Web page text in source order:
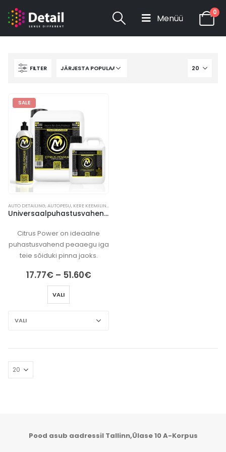
0
POOD
LUKSUSLIKUD ALIEN MAGIC AUTOKEEMIA TOOTED
AUTO DETAILING
FILTER
SALE
AUTO DETAILING,AUTOPESU, KERE KEEMILINE PUHASTUS
Universaalpuhastusvahendi kontsentraat Citrus Power | All Purpose Cleaner Concentrate
Citrus Power on ideaalne
puhastusvahend peaaegu iga
teie sõiduki pinna jaoks.
17.77€ – 51.60€Hinnavahemik:
VALI
Pood asub aadressil Tallinn,Ülase 10 A-Korpus